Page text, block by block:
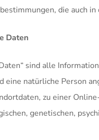
die auch
Daten
sind alle
eine natürliche Person
zu einer
genetischen,